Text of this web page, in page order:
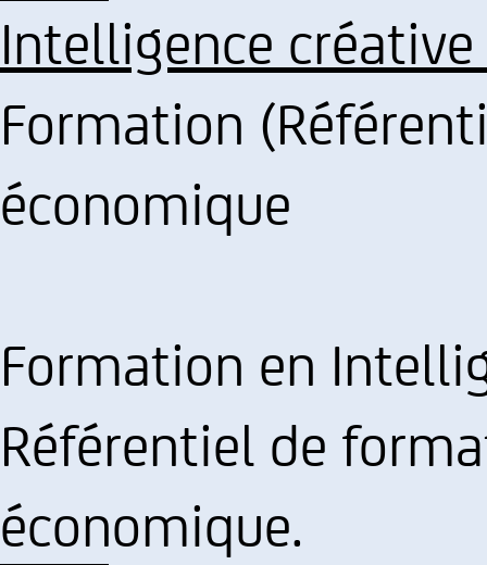
Intelligence
Formation
économique
Formation en
Référentiel de
économique.